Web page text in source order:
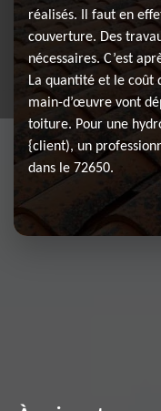
réalisés. Il faut en
couverture. Des
nécessaires. C’est
La quantité et le coût
main-d’œuvre vont
toiture. Pour une
{client), un
dans le 72650.